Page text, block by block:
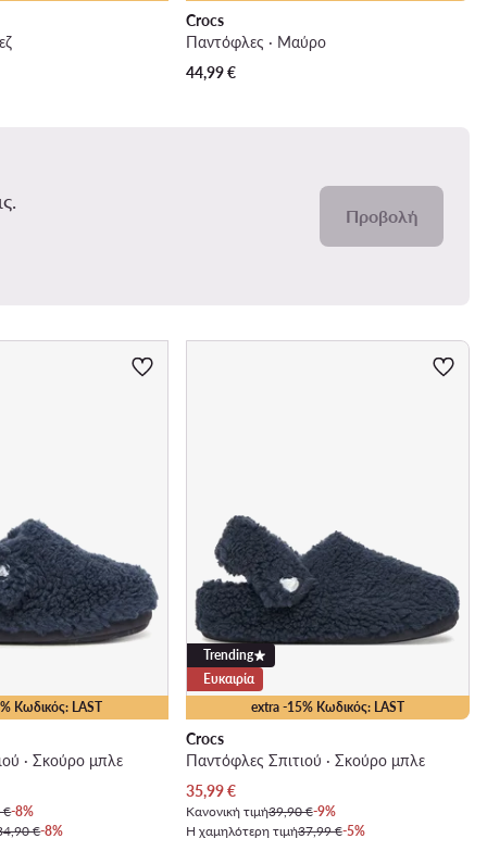
Crocs
Παντόφλες · Μαύρο
44,99€
Προβολή
Κωδικός: LAST
· Σκούρο μπλε
€-8%
€-8%
extra -15% Κωδικός: LAST
Trending
Ευκαιρία
Crocs
Παντόφλες Σπιτιού · Σκούρο μπλε
Τρέχουσα τιμή
35,99€
Κανονική τιμή39,90 €-9%
Η χαμηλότερη τιμή37,99 €-5%